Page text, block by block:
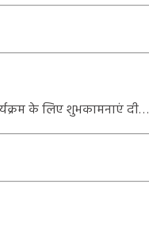
के लिए शुभकामनाएं दी…